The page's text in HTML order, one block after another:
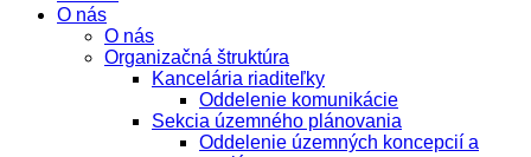
O nás
O nás
Organizačná štruktúra
Kancelária riaditeľky
Oddelenie komunikácie
Sekcia územného plánovania
Oddelenie územných koncepcií a